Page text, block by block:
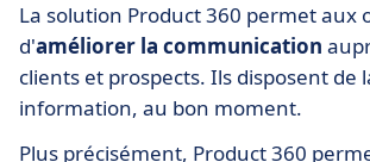
La solution Product 360 permet aux
d'améliorer la communication
clients et prospects. Ils disposent de
information, au bon moment.
Plus précisément, Product 360